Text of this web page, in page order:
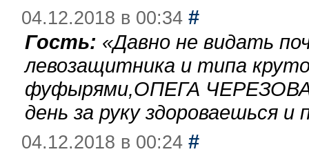
04.12.2018 в 00:34 #
Гость: «Давно не видать
левозащитника и типа
фуфырями,ОПЕГА
день за руку здороваешься
04.12.2018 в 00:24 #